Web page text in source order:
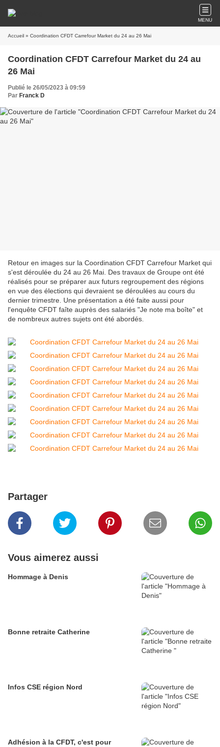
MENU
Accueil » Coordination CFDT Carrefour Market du 24 au 26 Mai
Coordination CFDT Carrefour Market du 24 au
26 Mai
Publié le 26/05/2023 à 09:59
Par Franck D
Retour en images sur la Coordination CFDT Carrefour Market qui
s'est déroulée du 24 au 26 Mai. Des travaux de Groupe ont été
réalisés pour se préparer aux futurs regroupement des régions
en vue des élections qui devraient se déroulées au cours du
dernier trimestre. Une présentation a été faite aussi pour
l'enquête CFDT faîte auprès des salariés "Je note ma boîte" et
de nombreux autres sujets ont été abordés.
Partager
Vous aimerez aussi
Hommage à Denis
Bonne retraite Catherine
Infos CSE région Nord
Adhésion à la CFDT, c'est pour